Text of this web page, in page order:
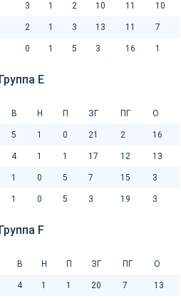
3 1 2 10 11 10
2 1 3 13 11 7
0 1 5 3 16 1
Группа E
В Н П ЗГ ПГ О
5 1 0 21 2 16
4 1 1 17 12 13
1 0 5 7 15 3
1 0 5 3 19 3
Группа F
В Н П ЗГ ПГ О
4 1 1 20 7 13